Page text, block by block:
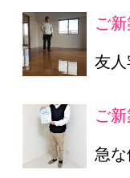
ご
友
ご
急